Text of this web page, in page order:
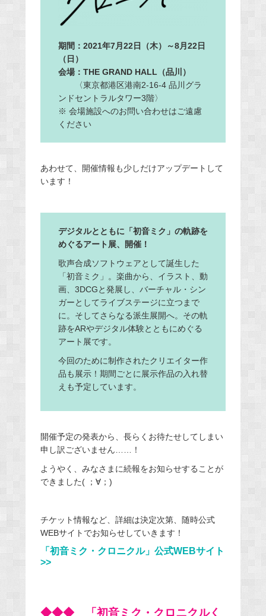
期間：2021年7月22日（木）～8月22日
（日）
会場：THE GRAND HALL（品川）
〈東京都港区港南2-16-4 品川グラ
ンドセントラルタワー3階〉
※ 会場施設へのお問い合わせはご遠慮
ください
あわせて、開催情報も少しだけアップデートして
います！
デジタルとともに「初音ミク」の軌跡を
めぐるアート展、開催！
歌声合成ソフトウェアとして誕生した
「初音ミク」。楽曲から、イラスト、動
画、3DCGと発展し、バーチャル・シン
ガーとしてライブステージに立つまで
に。そしてさらなる派生展開へ。その軌
跡をARやデジタル体験とともにめぐる
アート展です。
今回のために制作されたクリエイター作
品も展示！期間ごとに展示作品の入れ替
えも予定しています。
開催予定の発表から、長らくお待たせしてしまい
申し訳ございません……！
ようやく、みなさまに続報をお知らせすることが
できました( ；∀；)
チケット情報など、詳細は決定次第、随時公式
WEBサイトでお知らせしていきます！
「初音ミク・クロニクル」公式WEBサイト
>>
◆◆◆ 「初音ミク・クロニクルく